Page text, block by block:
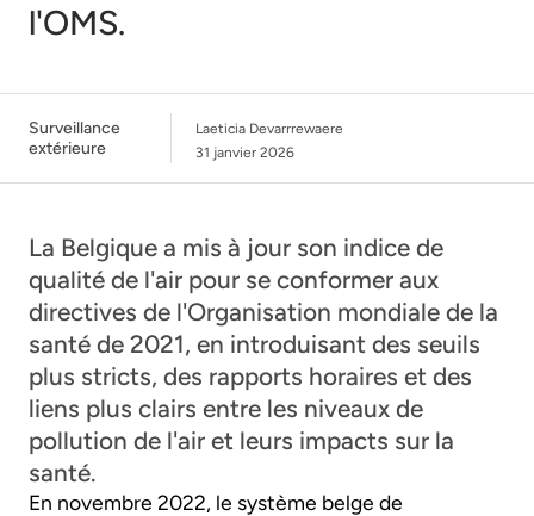
l'OMS.
Surveillance
extérieure
Laeticia Devarrrewaere
31 janvier 2026
La Belgique a mis à jour son indice de
qualité de l'air pour se conformer aux
directives de l'Organisation mondiale de la
santé de 2021, en introduisant des seuils
plus stricts, des rapports horaires et des
liens plus clairs entre les niveaux de
pollution de l'air et leurs impacts sur la
santé.
En novembre 2022, le système belge de